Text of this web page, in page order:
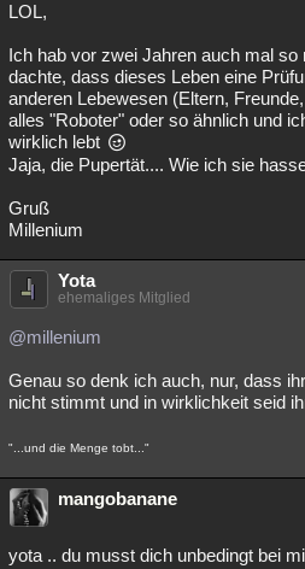
Besucht
Lesenswert Schlüsselwörter
LOL,
Ich hab vor zwei Jahren auch mal so
dachte, dass dieses Leben eine
anderen Lebewesen (Eltern,
alles "Roboter" oder so ähnlich und
wirklich lebt
Jaja, die Pupertät.... Wie ich sie
Gruß
Millenium
Yota
ehemaliges Mitglied
@millenium
Genau so denk ich auch, nur, dass
nicht stimmt und in wirklichkeit seid
"...und die Menge tobt..."
mangobanane
yota .. du musst dich unbedingt bei